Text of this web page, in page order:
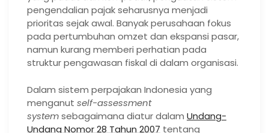
pengendalian pajak seharusnya menjadi
prioritas sejak awal. Banyak perusahaan fokus
pada pertumbuhan omzet dan ekspansi pasar,
namun kurang memberi perhatian pada
struktur pengawasan fiskal di dalam organisasi.
Dalam sistem perpajakan Indonesia yang
menganut self-assessment
systemsebagaimana diatur dalam Undang-
Undang Nomor 28 Tahun 2007 tentang